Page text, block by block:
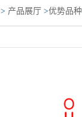
> 产品展厅 >优势品种